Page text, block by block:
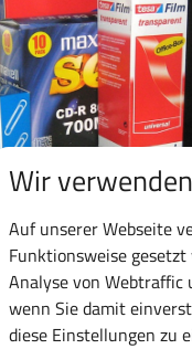
Wir
Auf unserer Webseite
Funktionsweise
Analyse von Webtraffic
wenn Sie damit
diese Einstellungen zu